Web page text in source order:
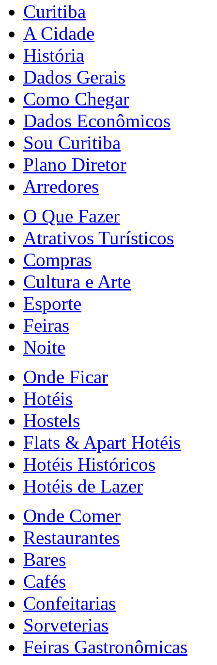
Curitiba
A Cidade
História
Dados Gerais
Como Chegar
Dados Econômicos
Sou Curitiba
Plano Diretor
Arredores
O Que Fazer
Atrativos Turísticos
Compras
Cultura e Arte
Esporte
Feiras
Noite
Onde Ficar
Hotéis
Hostels
Flats & Apart Hotéis
Hotéis Históricos
Hotéis de Lazer
Onde Comer
Restaurantes
Bares
Cafés
Confeitarias
Sorveterias
Feiras Gastronômicas